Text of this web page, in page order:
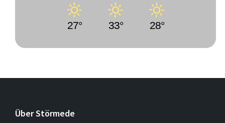
27° 33° 28°
Über Störmede